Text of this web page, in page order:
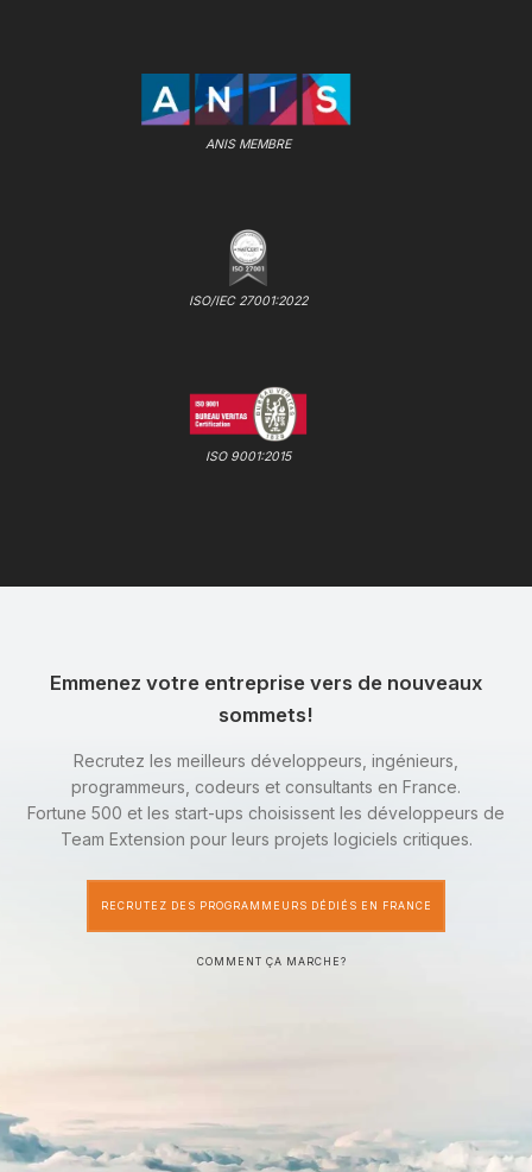
ANIS MEMBRE
ISO/IEC 27001:2022
ISO 9001:2015
Emmenez votre entreprise vers de nouveaux
sommets!
Recrutez les meilleurs développeurs, ingénieurs,
programmeurs, codeurs et consultants en France.
Fortune 500 et les start-ups choisissent les développeurs de
Team Extension pour leurs projets logiciels critiques.
RECRUTEZ DES PROGRAMMEURS DÉDIÉS EN FRANCE
COMMENT ÇA MARCHE?